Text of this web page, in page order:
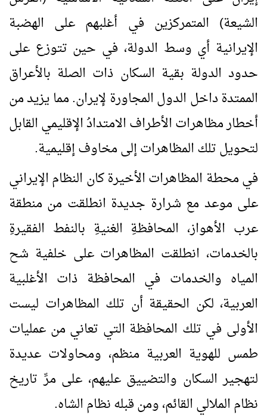
الشيعة) المتمركزين في أغلبهم على الهضبة
الإيرانية أي وسط الدولة، في حين تتوزع على
حدود الدولة بقية السكان ذات الصلة بالأعراق
الممتدة داخل الدول المجاورة لإيران. مما يزيد من
أخطار مظاهرات الأطراف الامتدادُ الإقليمي القابل
لتحويل تلك المظاهرات إلى مخاوف إقليمية.
في محطة المظاهرات الأخيرة كان النظام الإيراني
على موعد مع شرارة جديدة انطلقت من منطقة
عرب الأهواز، المحافظةِ الغنيةِ بالنفط الفقيرةِ
بالخدمات، انطلقت المظاهرات على خلفية شح
المياه والخدمات في المحافظة ذات الأغلبية
العربية، لكن الحقيقة أن تلك المظاهرات ليست
الأولى في تلك المحافظة التي تعاني من عمليات
طمس للهوية العربية منظم، ومحاولات عديدة
لتهجير السكان والتضييق عليهم، على مرِّ تاريخ
نظام الملالي القائم، ومن قبله نظام الشاه.